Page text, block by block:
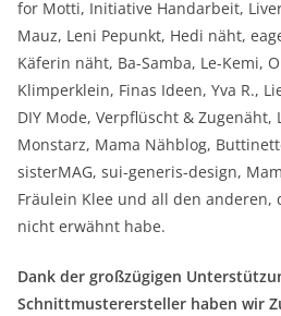
for Motti, Initiative Handarbeit,
Mauz, Leni Pepunkt, Hedi näht,
Käferin näht, Ba-Samba, Le-Kemi,
Klimperklein, Finas Ideen, Yva R.,
DIY Mode, Verpflüscht & Zugenäht,
Monstarz, Mama Nähblog,
sisterMAG, sui-generis-design,
Fräulein Klee und all den anderen,
nicht erwähnt habe.
Dank der großzügigen
Schnittmusterersteller haben wir